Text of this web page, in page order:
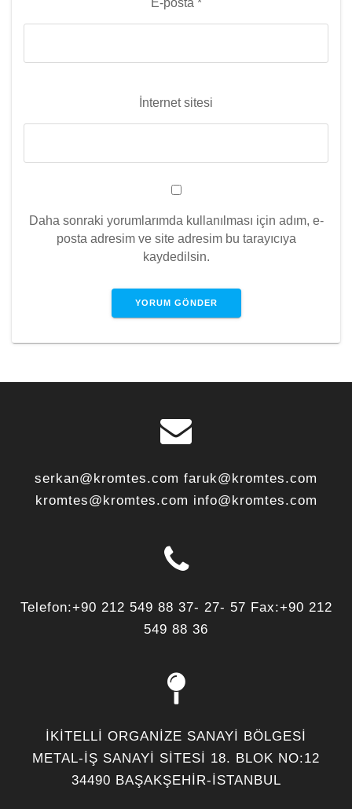
İnternet sitesi
Daha sonraki yorumlarımda kullanılması için adım, e-
posta adresim ve site adresim bu tarayıcıya
kaydedilsin.
serkan@kromtes.com faruk@kromtes.com
kromtes@kromtes.com info@kromtes.com
Telefon:+90 212 549 88 37- 27- 57 Fax:+90 212
549 88 36
İKİTELLİ ORGANİZE SANAYİ BÖLGESİ
METAL-İŞ SANAYİ SİTESİ 18. BLOK NO:12
34490 BAŞAKŞEHİR-İSTANBUL